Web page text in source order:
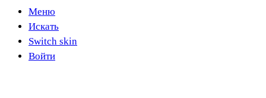
Меню
Искать
Switch skin
Войти